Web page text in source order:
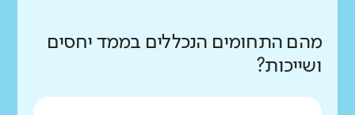
מהם התחומים הנכללים בממד יחסים
ושייכות?